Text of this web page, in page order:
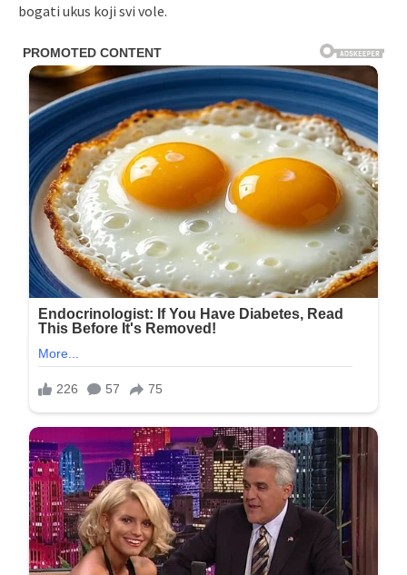
bogati ukus koji svi vole.